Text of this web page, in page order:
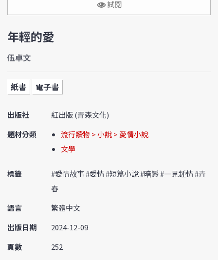
試閱
年輕的愛
伍卓文
紙書 電子書
出版社
紅出版 (青森文化)
題材分類
流行讀物 > 小說 > 愛情小說
文學
標籤
#愛情故事 #愛情 #短篇小說 #暗戀 #一見鍾情 #青
春
語言
繁體中文
出版日期
2024-12-09
頁數
252